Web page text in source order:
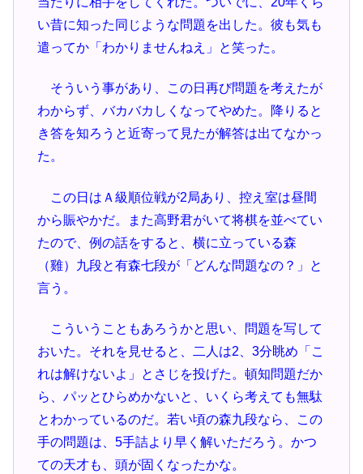
い昔に知った同じような問題を出した。彼も気も
遣ってか「わかりませんねえ」と笑った。
そういう事があり、この日再び問題を考えたが
わからず、バカバカしくなってやめた。降りると
き答を知ろうと近寄って見たが解答は出てなかっ
た。
この日はＡ級順位戦が2局あり、控え室は昼間
から賑やかだ。また高野君がいて将棋を並べてい
たので、例の話をすると、横に立っている森
（雞）九段と有森七段が「どんな問題なの？」と
言う。
こういうこともあろうかと思い、問題を写して
おいた。それを見せると、二人は2、3分眺め「こ
れは解けないよ」とさじを投げた。頓知問題だか
ら、パッとひらめかないと、いくら考えても無駄
とわかっているのだ。若い頃の森九段なら、この
手の問題は、5手詰より早く解いただろう。かつ
ての天才も、頭が固くなったかな。